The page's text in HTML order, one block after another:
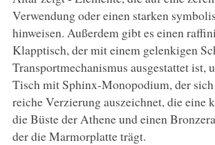
Verwendung oder einen starken
hinweisen. Außerdem gibt es einen
Klapptisch, der mit einem gelenkigen
Transportmechanismus ausgestattet ist,
Tisch mit Sphinx-Monopodium, der
reiche Verzierung auszeichnet, die eine
die Büste der Athene und einen
der die Marmorplatte trägt.